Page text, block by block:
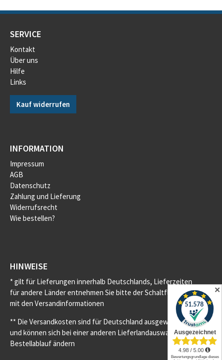
SERVICE
Kontakt
Über uns
Hilfe
Links
Kauf widerrufen
INFORMATION
Impressum
AGB
Datenschutz
Zahlung und Lieferung
Widerrufsrecht
Wie bestellen?
HINWEISE
* gilt für Lieferungen innerhalb Deutschlands, Lieferzeiten
für andere Länder entnehmen Sie bitte der Schaltfläche
mit den Versandinformationen
** Die Versandkosten sind für Deutschland ausgewiesen
und können sich bei einer anderen Lieferlandauswahl im
Bestellablauf ändern
✕